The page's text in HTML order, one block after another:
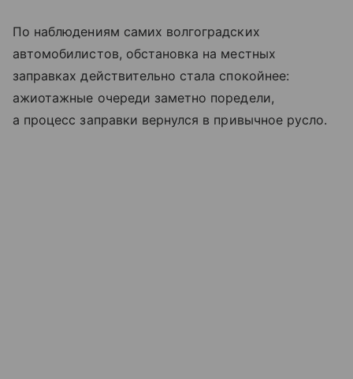
По наблюдениям самих волгоградских
автомобилистов, обстановка на местных
заправках действительно стала спокойнее:
ажиотажные очереди заметно поредели,
а процесс заправки вернулся в привычное русло.